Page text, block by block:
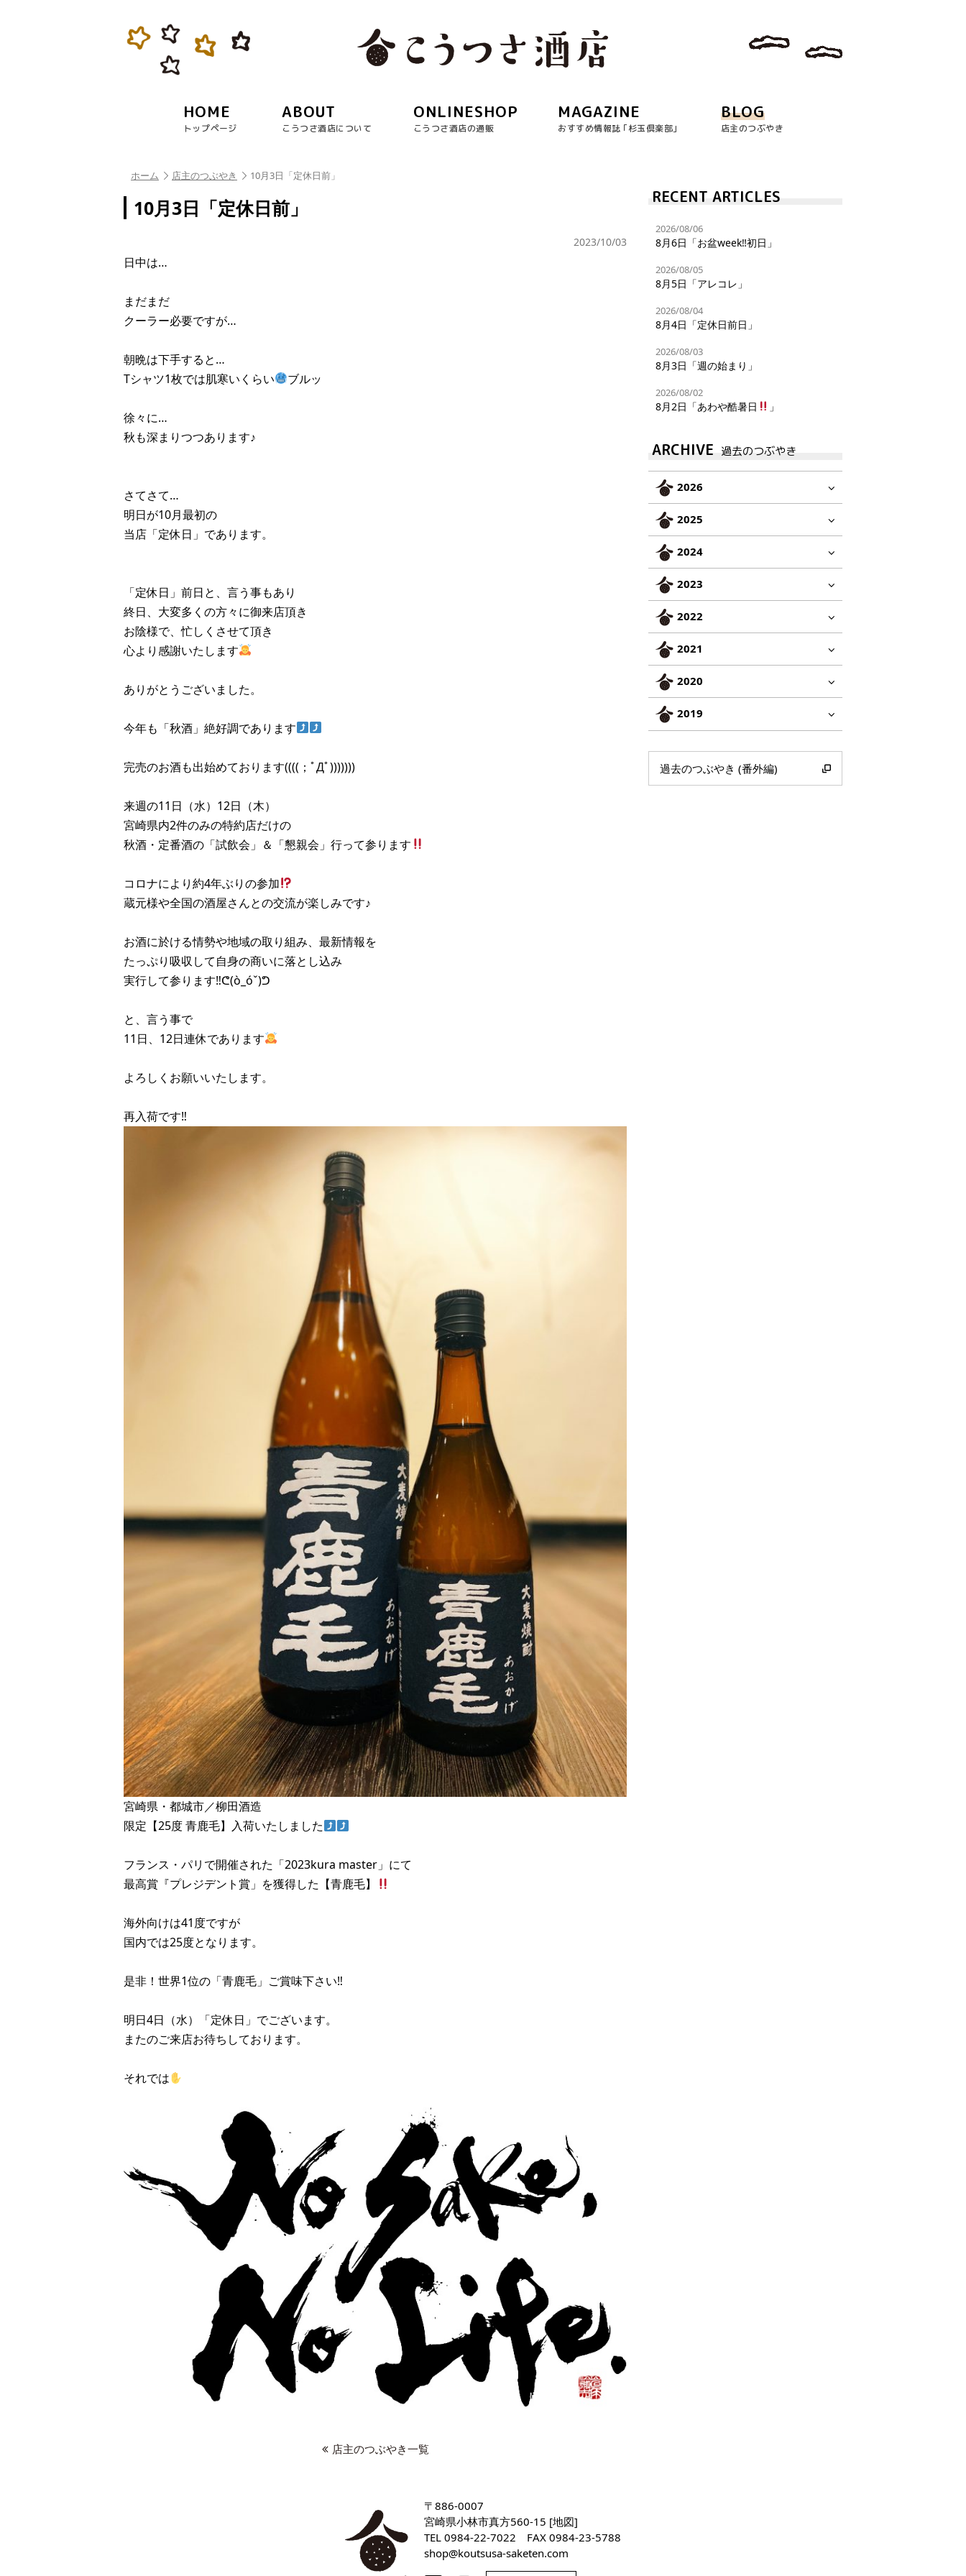
HOME
トップページ
ABOUT
こうつさ酒店について
ONLINESHOP
こうつさ酒店の通販
MAGAZINE
おすすめ情報誌 ｢杉玉倶楽部｣
BLOG
店主のつぶやき
ホーム 店主のつぶやき 10月3日「定休日前」
10月3日「定休日前」
2023/10/03
日中は…
まだまだ
クーラー必要ですが…
朝晩は下手すると…
Tシャツ1枚では肌寒いくらい
ブルッ
徐々に…
秋も深まりつつあります♪
さてさて…
明日が10月最初の
当店「定休日」であります。
「定休日」前日と、言う事もあり
終日、大変多くの方々に御来店頂き
お陰様で、忙しくさせて頂き
心より感謝いたします
ありがとうございました。
今年も「秋酒」絶好調であります
完売のお酒も出始めております((((；ﾟДﾟ)))))))
来週の11日（水）12日（木）
宮崎県内2件のみの特約店だけの
秋酒・定番酒の「試飲会」＆「懇親会」行って参ります
コロナにより約4年ぶりの参加
蔵元様や全国の酒屋さんとの交流が楽しみです♪
お酒に於ける情勢や地域の取り組み、最新情報を
たっぷり吸収して自身の商いに落とし込み
実行して参ります‼︎ᕦ(ò_óˇ)ᕤ
と、言う事で
11日、12日連休であります
よろしくお願いいたします。
再入荷です‼︎
宮崎県・都城市／柳田酒造
限定【25度 青鹿毛】入荷いたしました
フランス・パリで開催された「2023kura master」にて
最高賞『プレジデント賞」を獲得した【青鹿毛】
海外向けは41度ですが
国内では25度となります。
是非！世界1位の「青鹿毛」ご賞味下さい‼︎
明日4日（水）「定休日」でございます。
またのご来店お待ちしております。
それでは
店主のつぶやき一覧
RECENT ARTICLES
2026/08/06
8月6日「お盆week‼︎初日」
2026/08/05
8月5日「アレコレ」
2026/08/04
8月4日「定休日前日」
2026/08/03
8月3日「週の始まり」
2026/08/02
8月2日「あわや酷暑日 」
ARCHIVE 過去のつぶやき
2026
2025
2024
2023
2022
2021
2020
2019
過去のつぶやき (番外編)
〒886-0007
宮崎県小林市真方560-15 [地図]
TEL 0984-22-7022
FAX 0984-23-5788
shop
koutsusa-saketen com